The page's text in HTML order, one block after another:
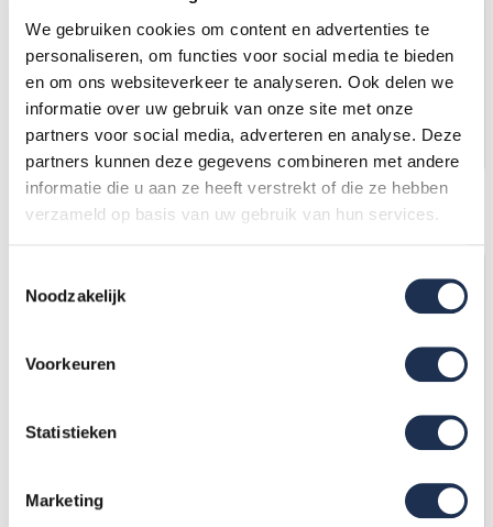
We gebruiken cookies om content en advertenties te
personaliseren, om functies voor social media te bieden
en om ons websiteverkeer te analyseren. Ook delen we
informatie over uw gebruik van onze site met onze
partners voor social media, adverteren en analyse. Deze
partners kunnen deze gegevens combineren met andere
informatie die u aan ze heeft verstrekt of die ze hebben
verzameld op basis van uw gebruik van hun services.
Noodzakelijk
Voorkeuren
Statistieken
Marketing
treden
74,- 69,-(ex. btw)
Niet op voorraad
In mijn winkelwagen
treden
85,- 69,-(ex. btw)
Op voorraad
In mijn winkelwagen
Alle producten voldoen aanEN 1004/NEN 2484-norm
dubbel 2x6 treden
Silva dubbele trap 2x5